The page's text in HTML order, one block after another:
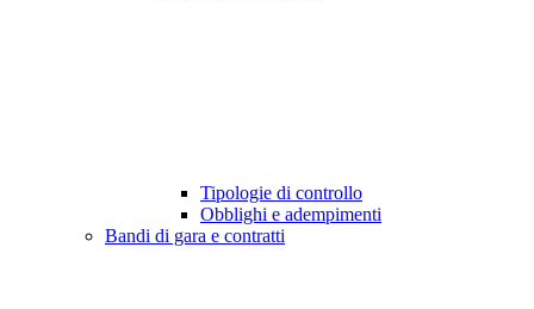
Tipologie di controllo
Obblighi e adempimenti
Bandi di gara e contratti